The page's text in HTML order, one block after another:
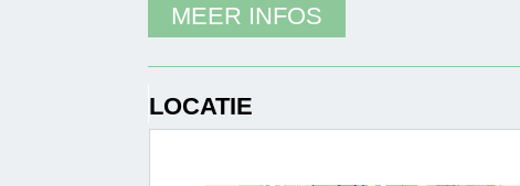
MEER INFOS
LOCATIE